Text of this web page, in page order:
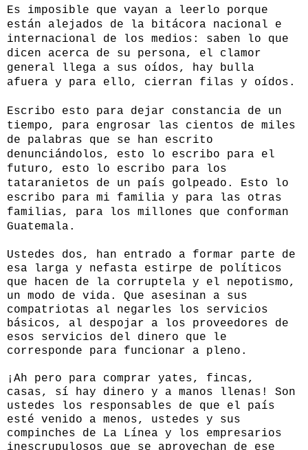
Es imposible que vayan a leerlo porque
están alejados de la bitácora nacional e
internacional de los medios: saben lo que
dicen acerca de su persona, el clamor
general llega a sus oídos, hay bulla
afuera y para ello, cierran filas y oídos.
Escribo esto para dejar constancia de un
tiempo, para engrosar las cientos de miles
de palabras que se han escrito
denunciándolos, esto lo escribo para el
futuro, esto lo escribo para los
tataranietos de un país golpeado. Esto lo
escribo para mi familia y para las otras
familias, para los millones que conforman
Guatemala.
Ustedes dos, han entrado a formar parte de
esa larga y nefasta estirpe de políticos
que hacen de la corruptela y el nepotismo,
un modo de vida. Que asesinan a sus
compatriotas al negarles los servicios
básicos, al despojar a los proveedores de
esos servicios del dinero que le
corresponde para funcionar a pleno.
¡Ah pero para comprar yates, fincas,
casas, sí hay dinero y a manos llenas! Son
ustedes los responsables de que el país
esté venido a menos, ustedes y sus
compinches de La Línea y los empresarios
inescrupulosos que se aprovechan de ese